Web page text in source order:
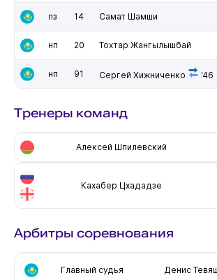
пз 14 Самат Шамши
нп 20 Тохтар Жангылышбай
нп 91 Сергей Хижниченко '46
Тренеры команд
Алексей Шпилевский
Кахабер Цхададзе
Арбитры соревнования
Главный судья Денис